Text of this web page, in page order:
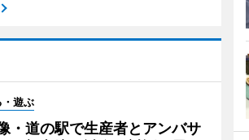
・遊ぶ
・道の駅で生産者とアンバサ